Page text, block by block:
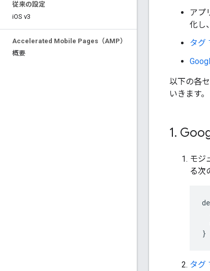
従来の設定
iOS v3
Accelerated Mobile Pages（AMP）
概要
アプ
化し
タグ
以下の各
いきます。
1.
モジ
る次
}
タグ